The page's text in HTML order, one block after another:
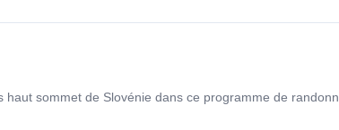
sommet de Slovénie dans ce programme de